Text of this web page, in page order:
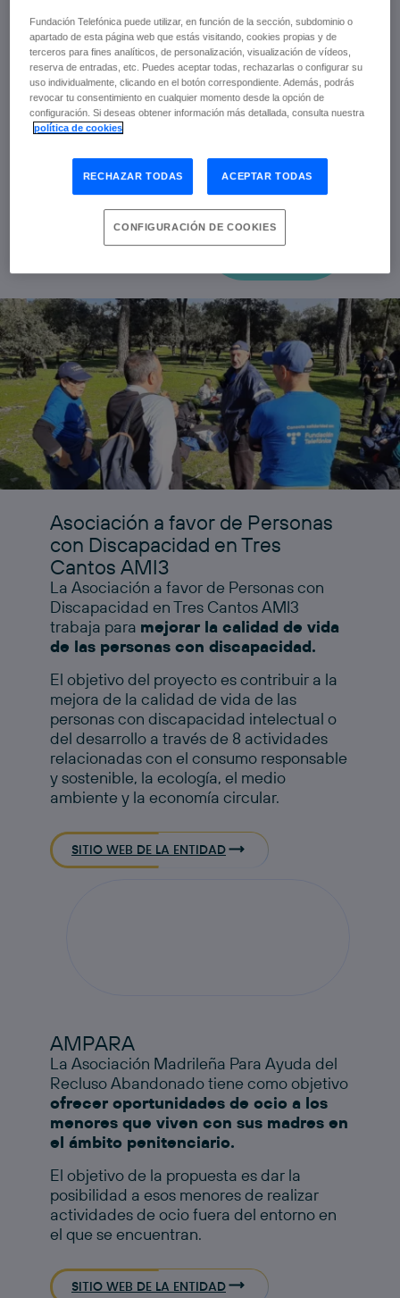
riesgo de exclusión a través de diferentes
actividades: servir desayunos en la Iglesia
de San Antón, servicio de cenas en Robin
Hood, actividades lúdicas con menores
en La Casita, participación en los
campamentos de verano… ​
...
Asociación a favor de Personas
con Discapacidad en Tres
Cantos AMI3
La Asociación a favor de Personas con
Discapacidad en Tres Cantos AMI3
trabaja para mejorar la calidad de vida
de las personas con discapacidad.
El objetivo del proyecto es contribuir a la
mejora de la calidad de vida de las
personas con discapacidad intelectual o
del desarrollo a través de 8 actividades
relacionadas con el consumo responsable
y sostenible, la ecología, el medio
ambiente y la economía circular. ​
SITIO WEB DE LA ENTIDAD
AMPARA
La Asociación Madrileña Para Ayuda del
Recluso Abandonado tiene como objetivo
ofrecer oportunidades de ocio a los
menores que viven con sus madres en
el ámbito penitenciario.
El objetivo de la propuesta es dar la
posibilidad a esos menores de realizar
actividades de ocio fuera del entorno en
el que se encuentran.
SITIO WEB DE LA ENTIDAD
Fundación Telefónica puede utilizar, en función de la sección, subdominio o
apartado de esta página web que estás visitando, cookies propias y de
terceros para fines analíticos, de personalización, visualización de vídeos,
reserva de entradas, etc. Puedes aceptar todas, rechazarlas o configurar su
uso individualmente, clicando en el botón correspondiente. Además, podrás
revocar tu consentimiento en cualquier momento desde la opción de
configuración. Si deseas obtener información más detallada, consulta nuestra
política de cookies
RECHAZAR TODAS ACEPTAR TODAS
CONFIGURACIÓN DE COOKIES